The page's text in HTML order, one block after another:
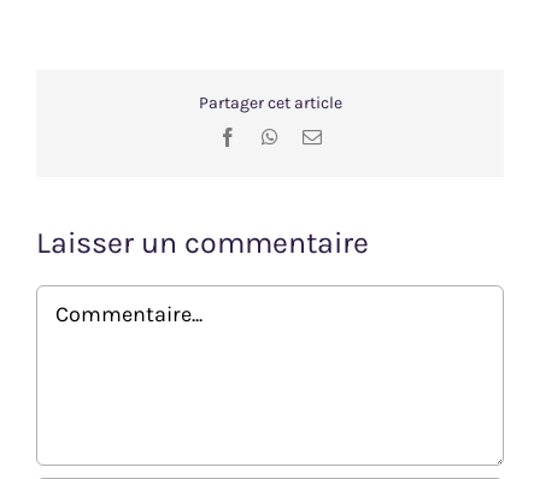
Partager cet article
FacebookWhatsApp
Email
Laisser un commentaire